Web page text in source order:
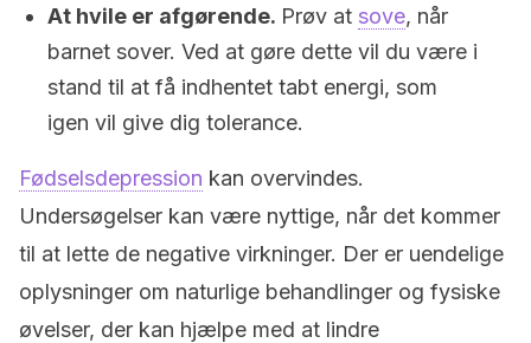
At hvile er afgørende. Prøv at sove, når
barnet sover. Ved at gøre dette vil du være i
stand til at få indhentet tabt energi, som
igen vil give dig tolerance.
Fødselsdepression kan overvindes.
Undersøgelser kan være nyttige, når det kommer
til at lette de negative virkninger. Der er uendelige
oplysninger om naturlige behandlinger og fysiske
øvelser, der kan hjælpe med at lindre